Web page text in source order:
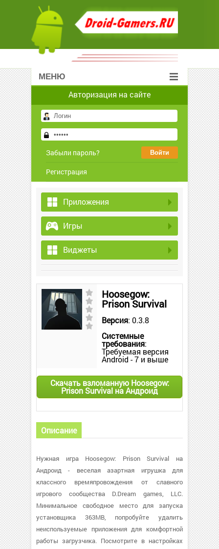
МЕНЮ
Авторизация на сайте
Забыли пароль?
Регистрация
Приложения
Игры
Виджеты
Hoosegow:
Prison Survival
Версия: 0.3.8
Системные
требования:
Требуемая версия
Android - 7 и выше
Скачать взломанную Hoosegow:
Prison Survival на Андроид
Описание
Нужная игра Hoosegow: Prison Survival на
Андроид - веселая азартная игрушка для
классного времяпровождения от славного
игрового сообщества D.Dream games, LLC.
Минимальное свободное место для запуска
установщика 363MB, попробуйте удалить
неиспользуемые приложения для комфортной
работы загрузчика. Посмотрите в настройках